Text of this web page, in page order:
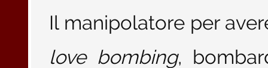
Il manipolatore per
love bombing,